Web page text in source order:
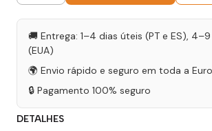
🚚 Entrega: 1–4 dias úteis (PT e ES), 4–9
(EUA)
🌍 Envio rápido e seguro em toda a
🔒 Pagamento 100% seguro
DETALHES